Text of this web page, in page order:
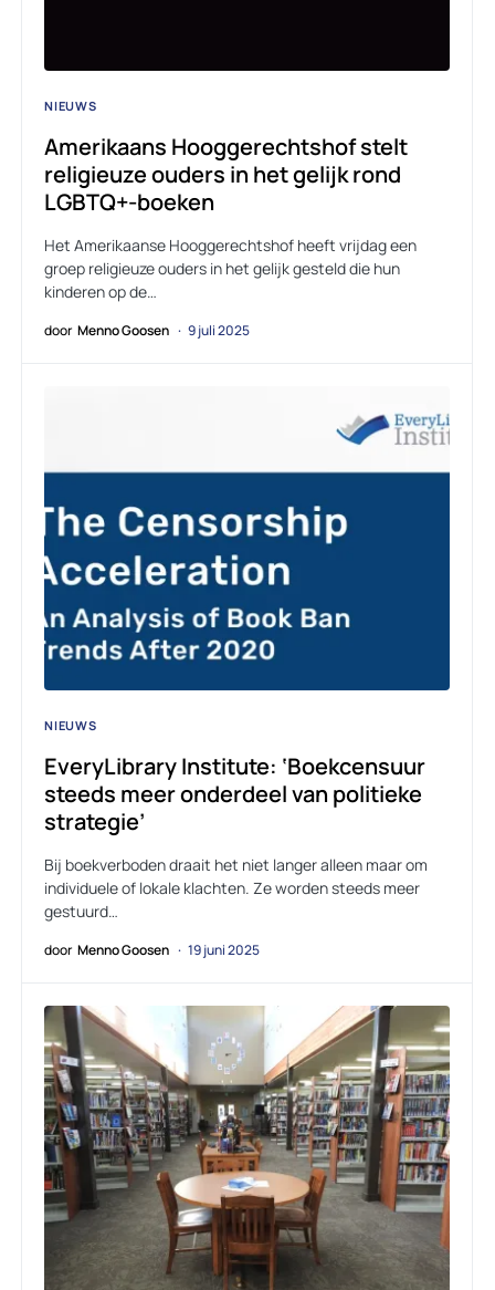
NIEUWS
Amerikaans Hooggerechtshof stelt
religieuze ouders in het gelijk rond
LGBTQ+-boeken
Het Amerikaanse Hooggerechtshof heeft vrijdag een
groep religieuze ouders in het gelijk gesteld die hun
kinderen op de…
door Menno Goosen 9 juli 2025
NIEUWS
EveryLibrary Institute: ‘Boekcensuur
steeds meer onderdeel van politieke
strategie’
Bij boekverboden draait het niet langer alleen maar om
individuele of lokale klachten. Ze worden steeds meer
gestuurd…
door Menno Goosen 19 juni 2025